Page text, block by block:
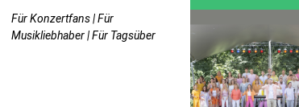
Für Konzertfans | Für
Musikliebhaber | Für Tagsüber